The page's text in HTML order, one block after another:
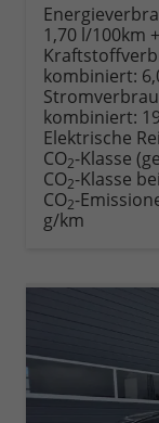
1,70 l/100km
kombiniert:
kombiniert:
Elektrische
CO2-Klasse
CO2-Klasse
CO2-
g/km